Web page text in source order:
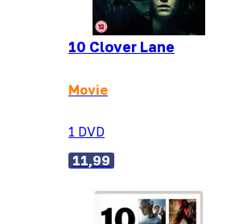
10 Clover Lane
Movie
1 DVD
11,99